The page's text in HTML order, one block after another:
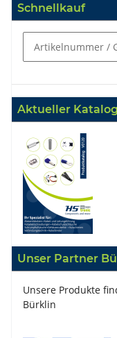
Schnellkauf
Aktueller Katalog
Unser Partner
Unsere Produkte
Bürklin